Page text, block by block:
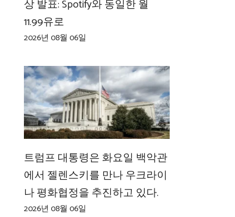
상 발표: Spotify와 동일한 월
11.99유로
2026년 08월 06일
트럼프 대통령은 화요일 백악관
에서 젤렌스키를 만나 우크라이
나 평화협정을 추진하고 있다.
2026년 08월 06일